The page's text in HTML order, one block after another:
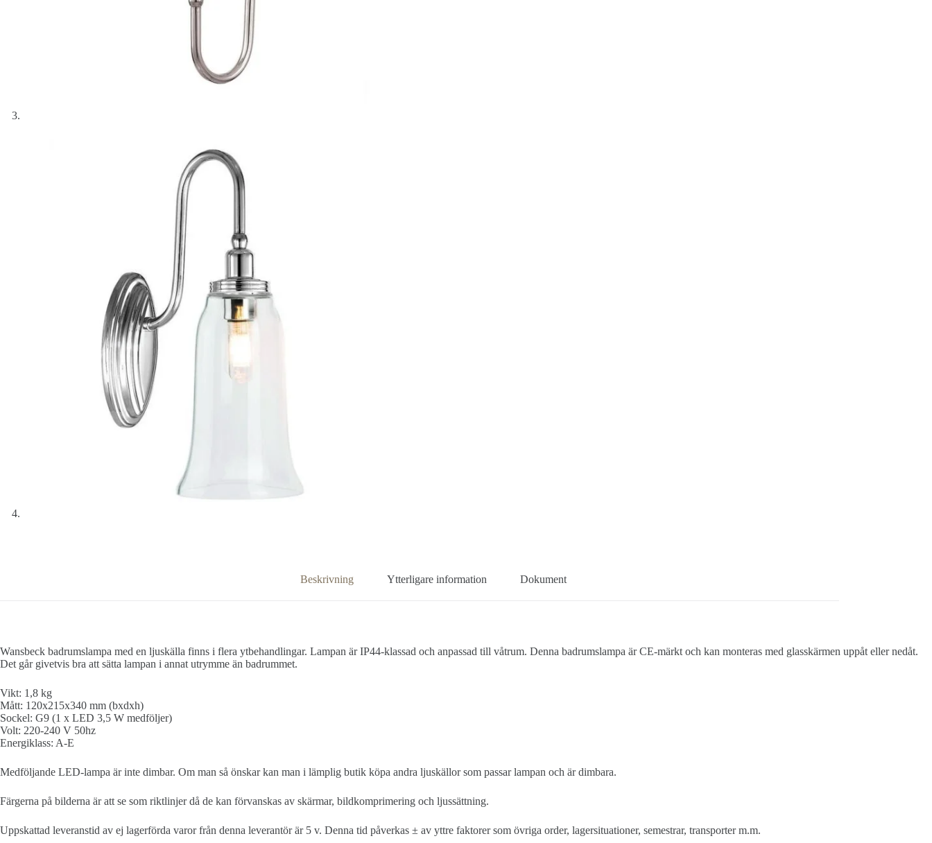
Beskrivning Ytterligare information Dokument
Wansbeck badrumslampa med en ljuskälla finns i flera ytbehandlingar. Lampan är IP44-klassad och anpassad till våtrum. Denna badrumslampa är CE-märkt och kan monteras med glasskärmen uppåt eller nedåt.
Det går givetvis bra att sätta lampan i annat utrymme än badrummet.
Vikt: 1,8 kg
Mått: 120x215x340 mm (bxdxh)
Sockel: G9 (1 x LED 3,5 W medföljer)
Volt: 220-240 V 50hz
Energiklass: A-E
Medföljande LED-lampa är inte dimbar. Om man så önskar kan man i lämplig butik köpa andra ljuskällor som passar lampan och är dimbara.
Färgerna på bilderna är att se som riktlinjer då de kan förvanskas av skärmar, bildkomprimering och ljussättning.
Uppskattad leveranstid av ej lagerförda varor från denna leverantör är 5 v. Denna tid påverkas ± av yttre faktorer som övriga order, lagersituationer, semestrar, transporter m.m.